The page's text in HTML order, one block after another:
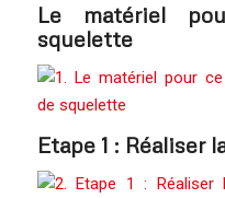
Le matériel
squelette
Etape 1 : Réaliser